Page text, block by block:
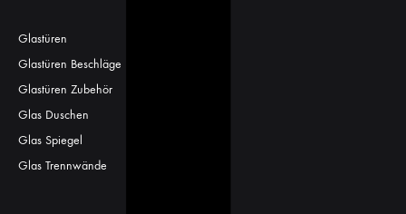
Glastüren
Glastüren Beschläge
Glastüren Zubehör
Glas Duschen
Glas Spiegel
Glas Trennwände